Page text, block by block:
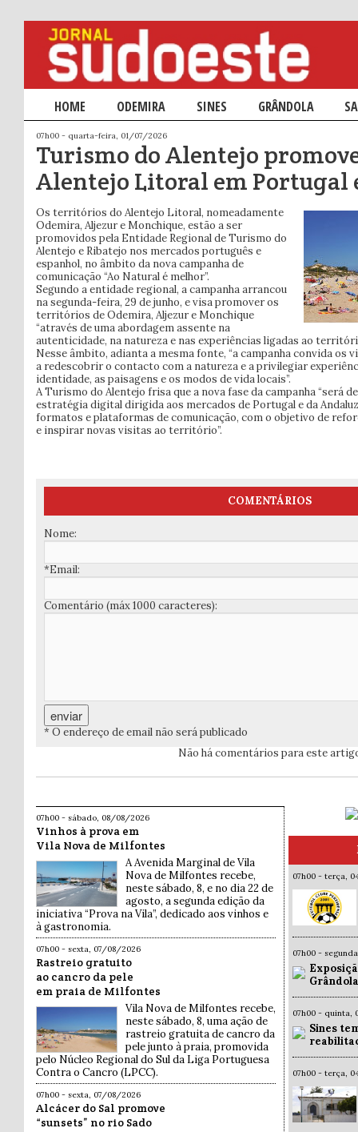
Menu principal
SALTAR PARA O CONTEÚDO PRIMÁRIO
SALTAR PARA O CONTEÚDO SECUNDÁRIO
HOME ODEMIRA SINES GRÂNDOLA
07h00 - quarta-feira, 01/07/2026
Turismo do Alentejo
Alentejo Litoral em Portugal
Os territórios do Alentejo Litoral, nomeadamente
Odemira, Aljezur e Monchique, estão a ser
promovidos pela Entidade Regional de Turismo do
Alentejo e Ribatejo nos mercados português e
espanhol, no âmbito da nova campanha de
comunicação “Ao Natural é melhor”.
Segundo a entidade regional, a campanha arrancou
na segunda-feira, 29 de junho, e visa promover os
territórios de Odemira, Aljezur e Monchique
“através de uma abordagem assente na
autenticidade, na natureza e nas experiências ligadas ao
Nesse âmbito, adianta a mesma fonte, “a campanha convida os
a redescobrir o contacto com a natureza e a privilegiar
identidade, as paisagens e os modos de vida locais”.
A Turismo do Alentejo frisa que a nova fase da campanha “será
estratégia digital dirigida aos mercados de Portugal e da
formatos e plataformas de comunicação, com o objetivo de
e inspirar novas visitas ao território”.
COMENTÁRIOS
Nome:
*Email:
Comentário (máx 1000 caracteres):
* O endereço de email não será publicado
Não há comentários para este
07h00 - sábado, 08/08/2026
Vinhos à prova em
Vila Nova de Milfontes
A Avenida Marginal de Vila
Nova de Milfontes recebe,
neste sábado, 8, e no dia 22 de
agosto, a segunda edição da
iniciativa “Prova na Vila”, dedicado aos vinhos e
à gastronomia.
07h00 - sexta, 07/08/2026
Rastreio gratuito
ao cancro da pele
em praia de Milfontes
Vila Nova de Milfontes recebe,
neste sábado, 8, uma ação de
rastreio gratuita de cancro da
pele junto à praia, promovida
pelo Núcleo Regional do Sul da Liga Portuguesa
Contra o Cancro (LPCC).
07h00 - sexta, 07/08/2026
Alcácer do Sal promove
“sunsets” no rio Sado
07h00 - terça,
07h00 -
07h00 - quinta,
Sines
07h00 - terça,